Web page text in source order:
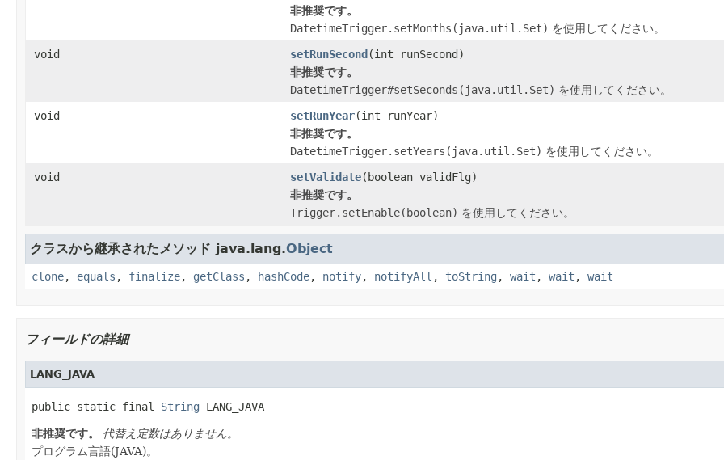
非推奨です。
DatetimeTrigger.setMonths(java.util.Set) を使用してください。
void
setRunSecond(int runSecond)
非推奨です。
DatetimeTrigger#setSeconds(java.util.Set) を使用してください。
void
setRunYear(int runYear)
非推奨です。
DatetimeTrigger.setYears(java.util.Set) を使用してください。
void
setValidate(boolean validFlg)
非推奨です。
Trigger.setEnable(boolean) を使用してください。
クラスから継承されたメソッド java.lang.Object
clone, equals , finalize, getClass , hashCode, notify, notifyAll , toString , wait , wait , wait
フィールドの詳細
LANG_JAVA
public static final String LANG_JAVA
非推奨です。
代替え定数はありません。
プログラム言語(JAVA)。